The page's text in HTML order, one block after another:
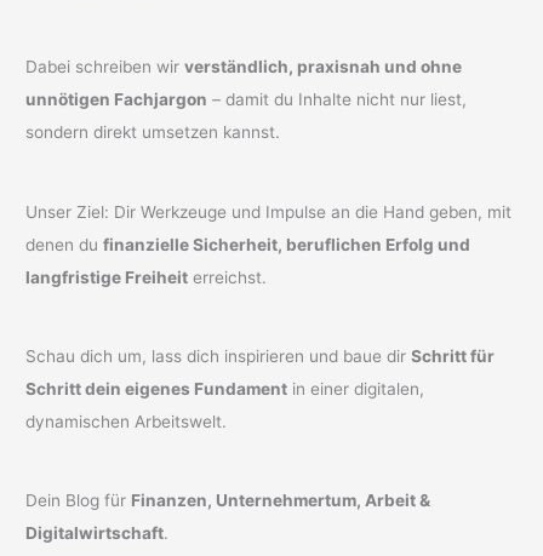
Dabei schreiben wirverständlich, praxisnah und ohne
unnötigen Fachjargon – damit du Inhalte nicht nur liest,
sondern direkt umsetzen kannst.
Unser Ziel: Dir Werkzeuge und Impulse an die Hand geben, mit
denen dufinanzielle Sicherheit, beruflichen Erfolg und
langfristige Freiheit erreichst.
Schau dich um, lass dich inspirieren und baue dirSchritt für
Schritt dein eigenes Fundament in einer digitalen,
dynamischen Arbeitswelt.
Dein Blog für Finanzen, Unternehmertum, Arbeit &
Digitalwirtschaft.